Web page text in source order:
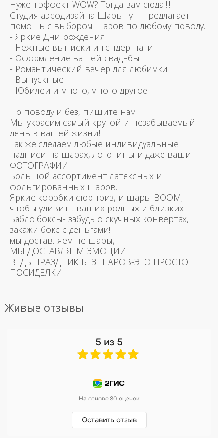
Нужен эффект WOW? Тогда вам сюда !!!
Студия аэродизайна Шары.тут предлагает
помощь с выбором шаров по любому поводу.
- Яркие Дни рождения
- Нежные выписки и гендер пати
- Оформление вашей свадьбы
- Романтический вечер для любимки
- Выпускные
- Юбилеи и много, много другое
По поводу и без, пишите нам
Мы украсим самый крутой и незабываемый
день в вашей жизни!
Так же сделаем любые индивидуальные
надписи на шарах, логотипы и даже ваши
ФОТОГРАФИИ
Большой ассортимент латексных и
фольгированных шаров.
Яркие коробки сюрприз, и шары BOOM,
чтобы удивить ваших родных и близких
Бабло боксы- забудь о скучных конвертах,
закажи бокс с деньгами!
мы доставляем не шары,
МЫ ДОСТАВЛЯЕМ ЭМОЦИИ!
ВЕДЬ ПРАЗДНИК БЕЗ ШАРОВ-ЭТО ПРОСТО
ПОСИДЕЛКИ!
Живые отзывы
5 из 5
На основе 80 оценок
Оставить отзыв